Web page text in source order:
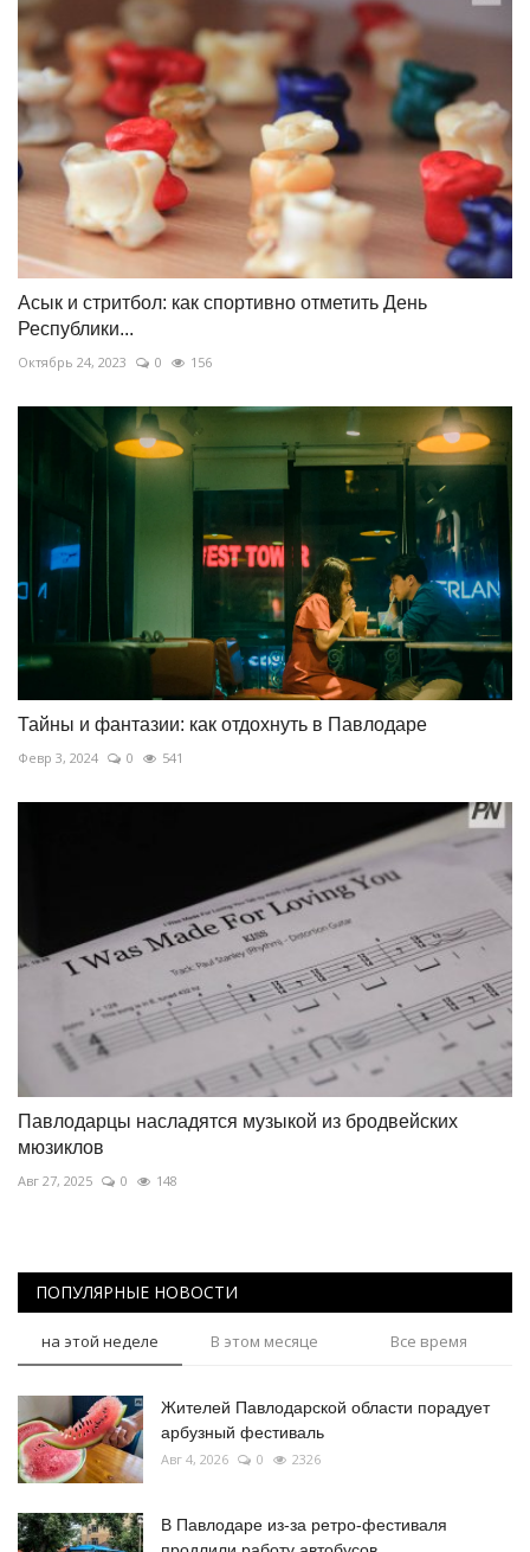
Асык и стритбол: как спортивно отметить День
Республики...
Октябрь 24, 2023 0 156
Тайны и фантазии: как отдохнуть в Павлодаре
Февр 3, 2024 0 541
Павлодарцы насладятся музыкой из бродвейских
мюзиклов
Авг 27, 2025 0 148
ПОПУЛЯРНЫЕ НОВОСТИ
на этой неделе В этом месяце Все время
Жителей Павлодарской области порадует
арбузный фестиваль
Авг 4, 2026 0 2326
В Павлодаре из-за ретро-фестиваля